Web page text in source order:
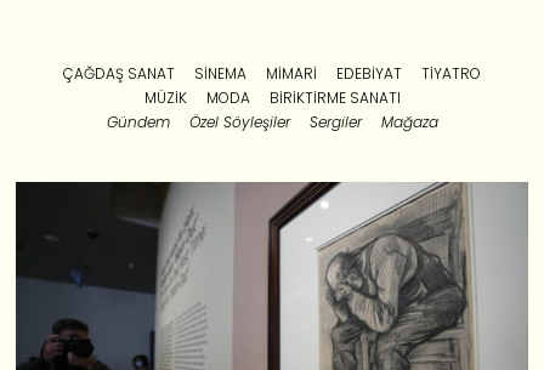
ÇAĞDAŞ SANAT SINEMA MIMARI EDEBIYAT
TIYATRO
MÜZIK
MODA
BIRIKTIRME SANATI
Gündem
Özel Söyleşiler Sergiler Mağaza